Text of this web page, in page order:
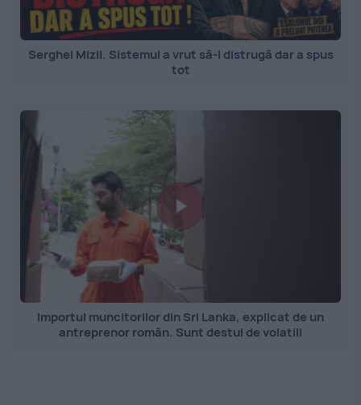
Serghei Mizil. Sistemul a vrut să-l distrugă dar a spus
tot
Importul muncitorilor din Sri Lanka, explicat de un
antreprenor român. Sunt destul de volatili